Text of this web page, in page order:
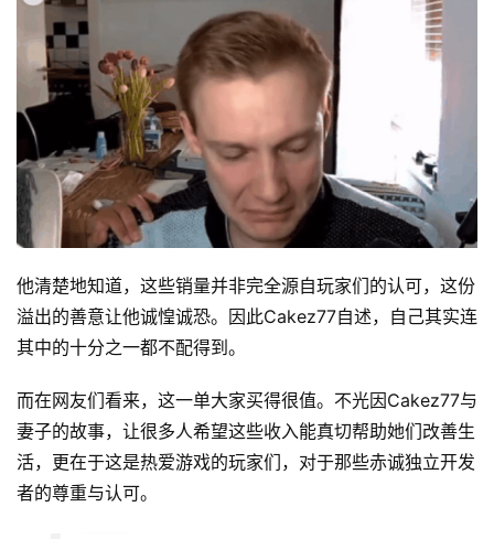
他清楚地知道，这些销量并非完全源自玩家们的认可，这份
溢出的善意让他诚惶诚恐。因此Cakez77自述，自己其实连
其中的十分之一都不配得到。
而在网友们看来，这一单大家买得很值。不光因Cakez77与
妻子的故事，让很多人希望这些收入能真切帮助她们改善生
活，更在于这是热爱游戏的玩家们，对于那些赤诚独立开发
者的尊重与认可。